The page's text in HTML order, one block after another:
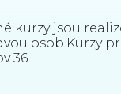
kurzy jsou
osob.Kurzy
36